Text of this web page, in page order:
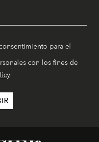
para el
con los fines de